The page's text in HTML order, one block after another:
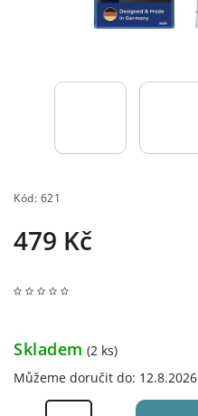
Kód: 621
479 Kč
Skladem (2 ks)
Můžeme doručit do: 12.8.2026